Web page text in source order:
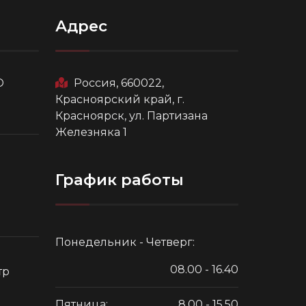
Адрес
Россия, 660022,
Красноярский край, г.
Красноярск, ул. Партизана
Железняка 1
График работы
Понедельник - Четверг:
08.00 - 16.40